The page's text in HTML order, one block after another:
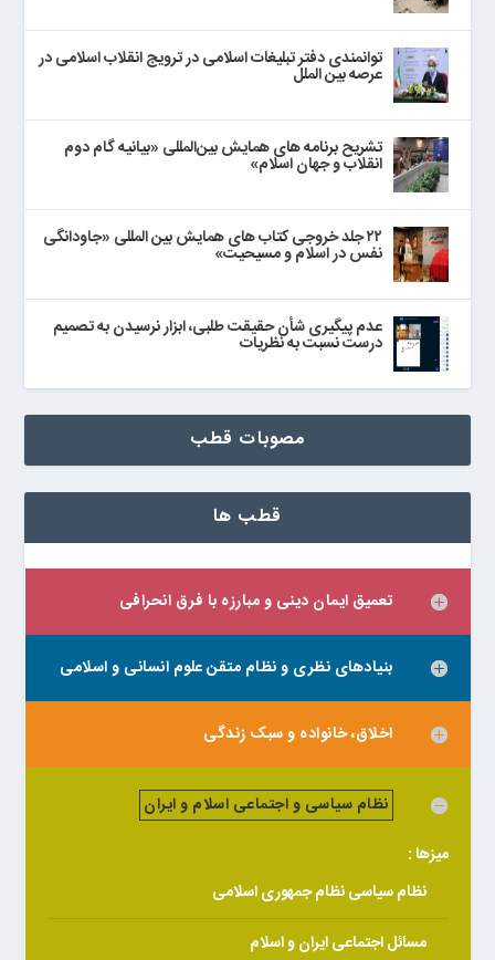
توانمندی دفتر تبلیغات اسلامی در ترویج انقلاب اسلامی در
عرصه بین الملل
تشریح برنامه های همایش بین‌المللی «بیانیه گام دوم
انقلاب و جهان اسلام»
۲۲ جلد خروجی کتاب های همایش بین المللی «جاودانگی
نفس در اسلام و مسیحیت»
عدم پیگیری شأن حقیقت طلبی، ابزار نرسیدن به تصمیم
درست نسبت به نظریات
مصوبات قطب
قطب ها
تعمیق ایمان دینی و مبارزه با فرق انحرافی
بنیادهای نظری و نظام متقن علوم انسانی و اسلامی
اخلاق، خانواده و سبک زندگی
نظام سیاسی و اجتماعی اسلام و ایران
میزها :
نظام سیاسی نظام جمهوری اسلامی
مسائل اجتماعی ایران و اسلام